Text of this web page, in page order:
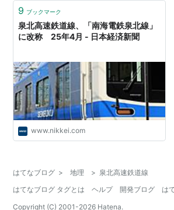
9 ブックマーク
泉北高速鉄道線、「南海電鉄泉北線」
に改称 25年4月 - 日本経済新聞
www.nikkei.com
はてなブログ > 地理 > 泉北高速鉄道線
はてなブログ タグとは
ヘルプ 開発ブログ
は
Copyright (C) 2001-2026 Hatena.